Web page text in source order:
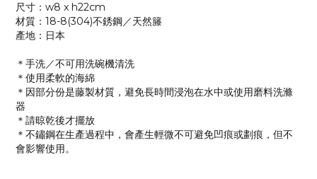
尺寸：w8 x h22cm
材質：18-8(304)不銹鋼／天然籐
產地：日本
＊手洗／不可用洗碗機清洗
＊使用柔軟的海綿
＊因部分份是藤製材質，避免長時間浸泡在水中或使用磨料洗滌
器
＊請晾乾後才擺放
＊不鏽鋼在生產過程中，會產生輕微不可避免凹痕或劃痕，但不
會影響使用。